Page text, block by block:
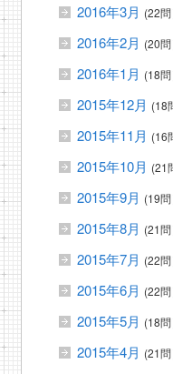
2016年3月 (22問
2016年2月 (20問
2016年1月 (18問
2015年12月 (18
2015年11月 (16
2015年10月 (21
2015年9月 (19問
2015年8月 (21問
2015年7月 (22問
2015年6月 (22問
2015年5月 (18問
2015年4月 (21問